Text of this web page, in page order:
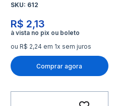
SKU: 612
R$ 2,13
ou R$ 2,24 em 1x sem juros
Comprar agora